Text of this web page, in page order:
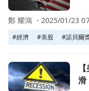
#經濟 #美股 #諾貝爾
鄭 耀鴻 ・ 2025/01/23
前往【美股新聞】
滑